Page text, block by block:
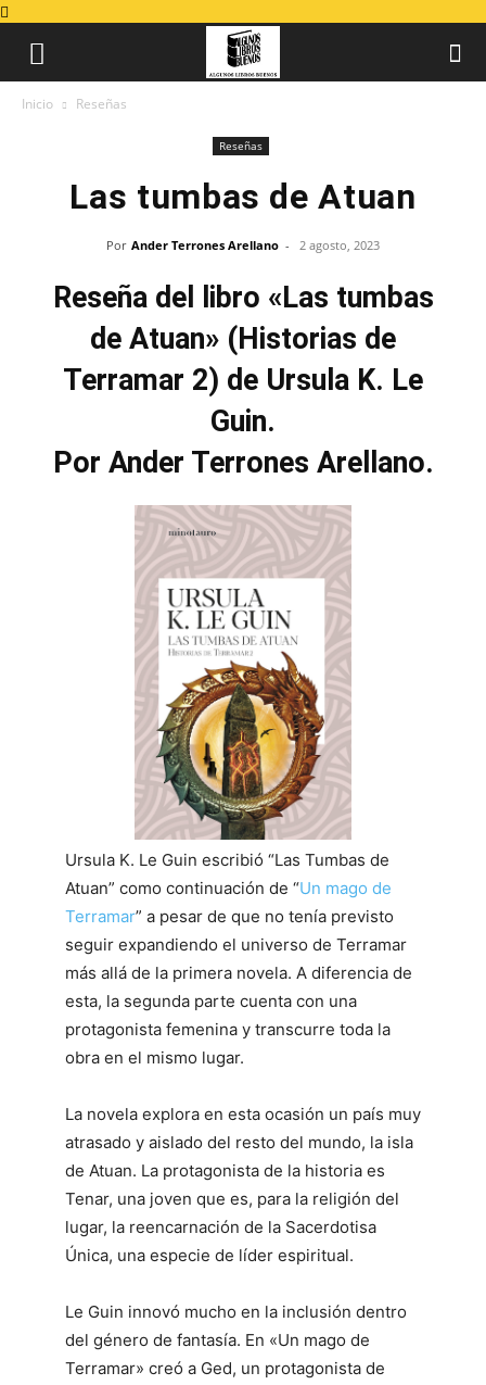
Inicio Reseñas
Reseñas
Las tumbas de Atuan
Por Ander Terrones Arellano - 2 agosto, 2023
Reseña del libro «Las tumbas
de Atuan» (Historias de
Terramar 2) de Ursula K. Le
Guin.
Por Ander Terrones Arellano.
Ursula K. Le Guin escribió “Las Tumbas de
Atuan” como continuación de “Un mago de
Terramar” a pesar de que no tenía previsto
seguir expandiendo el universo de Terramar
más allá de la primera novela. A diferencia de
esta, la segunda parte cuenta con una
protagonista femenina y transcurre toda la
obra en el mismo lugar.
La novela explora en esta ocasión un país muy
atrasado y aislado del resto del mundo, la isla
de Atuan. La protagonista de la historia es
Tenar, una joven que es, para la religión del
lugar, la reencarnación de la Sacerdotisa
Única, una especie de líder espiritual.
Le Guin innovó mucho en la inclusión dentro
del género de fantasía. En «Un mago de
Terramar» creó a Ged, un protagonista de